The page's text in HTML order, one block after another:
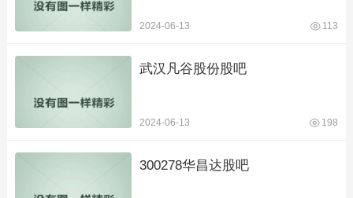
2024-06-13 113
武汉凡谷股份股吧
2024-06-13 198
300278华昌达股吧